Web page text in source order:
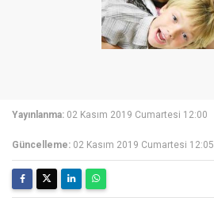
Yayınlanma: 02 Kasım 2019 Cumartesi 12:00
Güncelleme: 02 Kasım 2019 Cumartesi 12:05